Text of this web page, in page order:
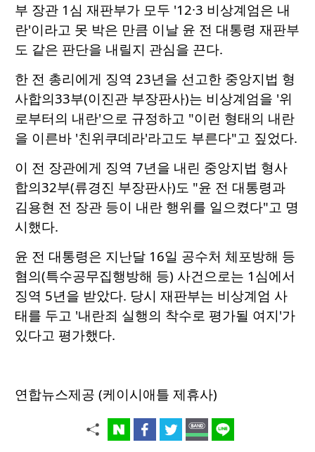
부 장관 1심 재판부가 모두 '12·3 비상계엄은 내
란'이라고 못 박은 만큼 이날 윤 전 대통령 재판부
도 같은 판단을 내릴지 관심을 끈다.
한 전 총리에게 징역 23년을 선고한 중앙지법 형
사합의33부(이진관 부장판사)는 비상계엄을 '위
로부터의 내란'으로 규정하고 "이런 형태의 내란
을 이른바 '친위쿠데라'라고도 부른다"고 짚었다.
이 전 장관에게 징역 7년을 내린 중앙지법 형사
합의32부(류경진 부장판사)도 "윤 전 대통령과
김용현 전 장관 등이 내란 행위를 일으켰다"고 명
시했다.
윤 전 대통령은 지난달 16일 공수처 체포방해 등
혐의(특수공무집행방해 등) 사건으로는 1심에서
징역 5년을 받았다. 당시 재판부는 비상계엄 사
태를 두고 '내란죄 실행의 착수로 평가될 여지'가
있다고 평가했다.
연합뉴스제공 (케이시애틀 제휴사)